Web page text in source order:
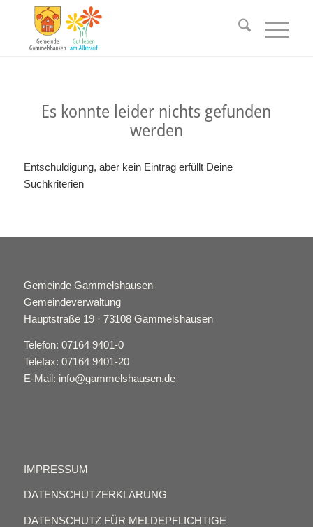
Es konnte leider nichts gefunden
werden
Entschuldigung, aber kein Eintrag erfüllt Deine
Suchkriterien
Gemeinde Gammelshausen
Gemeindeverwaltung
Hauptstraße 19 · 73108 Gammelshausen
Telefon: 07164 9401-0
Telefax: 07164 9401-20
E-Mail: info@gammelshausen.de
IMPRESSUM
DATENSCHUTZERKLÄRUNG
DATENSCHUTZ FÜR MELDEPFLICHTIGE